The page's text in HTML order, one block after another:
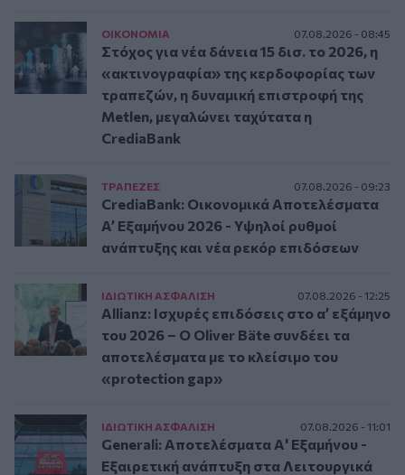
ΟΙΚΟΝΟΜΙΑ 07.08.2026 - 08:45
Στόχος για νέα δάνεια 15 δισ. το 2026, η
«ακτινογραφία» της κερδοφορίας των
τραπεζών, η δυναμική επιστροφή της
Metlen, μεγαλώνει ταχύτατα η
CrediaBank
ΤΡAΠΕΖΕΣ 07.08.2026 - 09:23
CrediaBank: Οικονομικά Αποτελέσματα
A’ Εξαμήνου 2026 - Υψηλοί ρυθμοί
ανάπτυξης και νέα ρεκόρ επιδόσεων
ΙΔΙΩΤΙΚΗ ΑΣΦAΛΙΣΗ 07.08.2026 - 12:25
Allianz: Ισχυρές επιδόσεις στο α’ εξάμηνο
του 2026 – Ο Oliver Bäte συνδέει τα
αποτελέσματα με το κλείσιμο του
«protection gap»
ΙΔΙΩΤΙΚΗ ΑΣΦAΛΙΣΗ 07.08.2026 - 11:01
Generali: Αποτελέσματα Α' Εξαμήνου -
Εξαιρετική ανάπτυξη στα Λειτουργικά